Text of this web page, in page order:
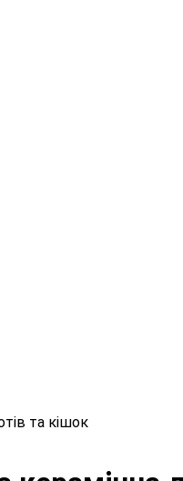
та кішок